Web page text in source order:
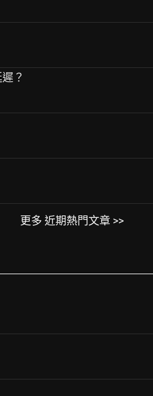
？
更多 近期熱門文章 >>